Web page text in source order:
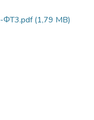
ФТ3.pdf(1,79 MB)